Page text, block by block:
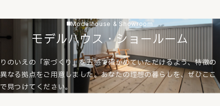
Modelhouse & Showroom
モデルハウス・ショールーム
りのいえの「家づくり」を五感で確かめていただけるよう、特徴の
異なる拠点をご用意しました。あなたの理想の暮らしを、ぜひここ
で見つけてください。